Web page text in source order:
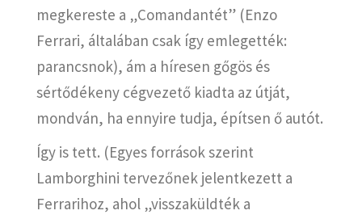
megkereste a „Comandantét” (Enzo
Ferrari, általában csak így emlegették:
parancsnok), ám a híresen gőgös és
sértődékeny cégvezető kiadta az útját,
mondván, ha ennyire tudja, építsen ő autót.
Így is tett. (Egyes források szerint
Lamborghini tervezőnek jelentkezett a
Ferrarihoz, ahol „visszaküldték a